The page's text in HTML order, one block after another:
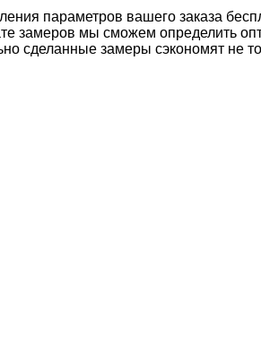
параметров вашего заказа
замеров мы сможем определить
сделанные замеры сэкономят не